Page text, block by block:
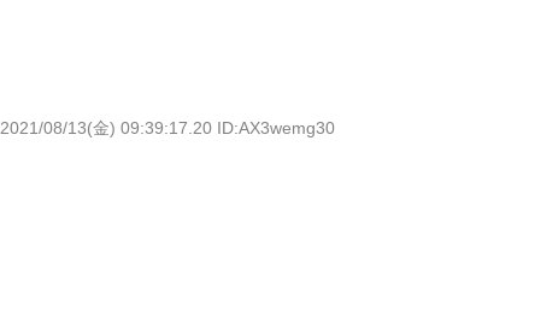
2021/08/13(金) 09:39:17.20 ID:AX3wemg30